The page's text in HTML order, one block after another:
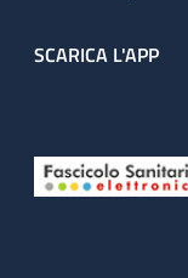
SCARICA L'APP